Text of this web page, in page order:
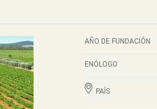
AÑO DE FUNDACIÓN
ENÓLOGO
PAÍS